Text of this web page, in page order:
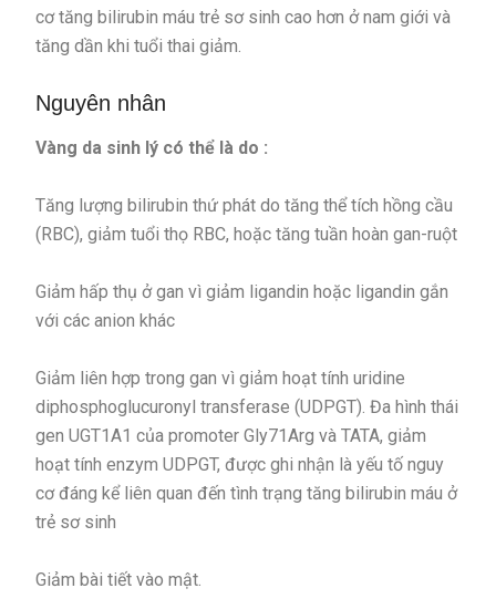
cơ tăng bilirubin máu trẻ sơ sinh cao hơn ở nam giới và
tăng dần khi tuổi thai giảm.
Nguyên nhân
Vàng da sinh lý có thể là do :
Tăng lượng bilirubin thứ phát do tăng thể tích hồng cầu
(RBC), giảm tuổi thọ RBC, hoặc tăng tuần hoàn gan-ruột
Giảm hấp thụ ở gan vì giảm ligandin hoặc ligandin gắn
với các anion khác
Giảm liên hợp trong gan vì giảm hoạt tính uridine
diphosphoglucuronyl transferase (UDPGT). Đa hình thái
gen UGT1A1 của promoter Gly71Arg và TATA, giảm
hoạt tính enzym UDPGT, được ghi nhận là yếu tố nguy
cơ đáng kể liên quan đến tình trạng tăng bilirubin máu ở
trẻ sơ sinh
Giảm bài tiết vào mật.